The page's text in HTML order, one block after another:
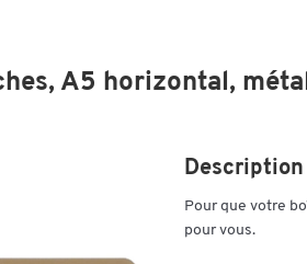
A5 horizontal,
Description
Pour que votre
pour vous.